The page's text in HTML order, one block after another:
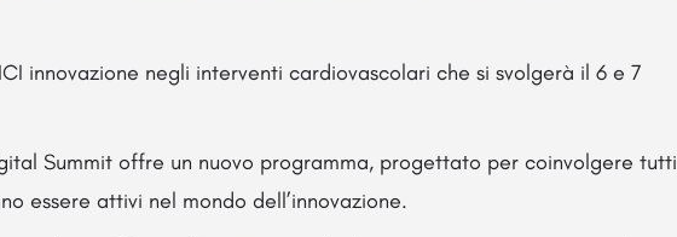
innovazione negli interventi cardiovascolari che si svolgerà il 6 e 7
Summit offre un nuovo programma, progettato per coinvolgere tutti
essere attivi nel mondo dell’innovazione.